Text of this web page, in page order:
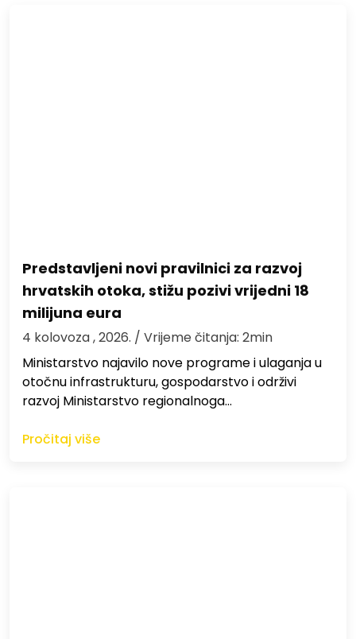
Predstavljeni novi pravilnici za razvoj
hrvatskih otoka, stižu pozivi vrijedni 18
milijuna eura
4 kolovoza , 2026. / Vrijeme čitanja: 2min
Ministarstvo najavilo nove programe i ulaganja u
otočnu infrastrukturu, gospodarstvo i održivi
razvoj Ministarstvo regionalnoga…
Pročitaj više